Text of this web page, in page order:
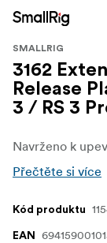
SMALLRIG
3162
Release
3 / RS 3
Přečtěte si více
Kód produktu
EAN